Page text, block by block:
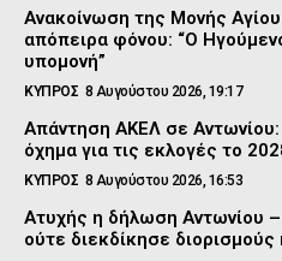
Ανακοίνωση της Μονής
απόπειρα φόνου: “Ο
υπομονή”
ΚΥΠΡΟΣ 8 Αυγούστου 2026, 19:17
Απάντηση ΑΚΕΛ σε Αντωνίου:
όχημα για τις εκλογές το
ΚΥΠΡΟΣ 8 Αυγούστου 2026, 16:53
Ατυχής η δήλωση Αντωνίου
ούτε διεκδίκησε